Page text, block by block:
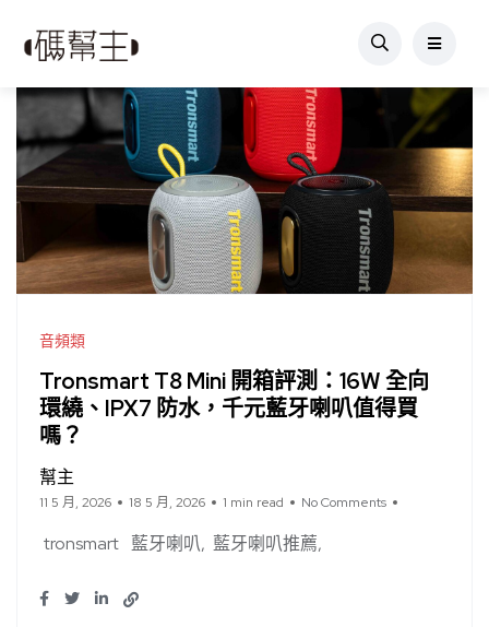
音頻類
Tronsmart T8 Mini 開箱評測：16W 全向
環繞、IPX7 防水，千元藍牙喇叭值得買
嗎？
幫主
11 5 月, 2026 18 5 月, 2026 1 min read No Comments
tronsmart 藍牙喇叭 藍牙喇叭推薦